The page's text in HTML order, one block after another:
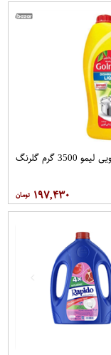
گرم گلرنگ
۱۹۷,۴۳۰